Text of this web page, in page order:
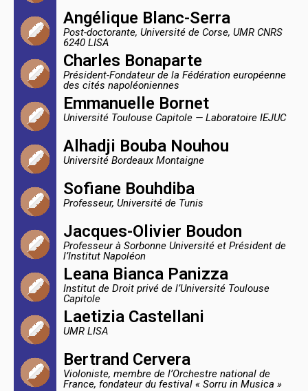
Angélique Blanc-Serra
Post-doctorante, Université de Corse, UMR CNRS
6240 LISA
Charles Bonaparte
Président-Fondateur de la Fédération européenne
des cités napoléoniennes
Emmanuelle Bornet
Université Toulouse Capitole — Laboratoire IEJUC
Alhadji Bouba Nouhou
Université Bordeaux Montaigne
Sofiane Bouhdiba
Professeur, Université de Tunis
Jacques-Olivier Boudon
Professeur à Sorbonne Université et Président de
l’Institut Napoléon
Leana Bianca Panizza
Institut de Droit privé de l’Université Toulouse
Capitole
Laetizia Castellani
UMR LISA
Bertrand Cervera
Violoniste, membre de l’Orchestre national de
France, fondateur du festival « Sorru in Musica »